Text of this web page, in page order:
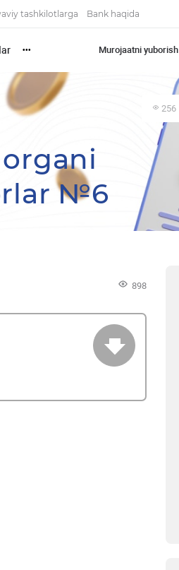
tashkilotlarga Bank haqida
••• Murojaatni yuborish
256
№6
898